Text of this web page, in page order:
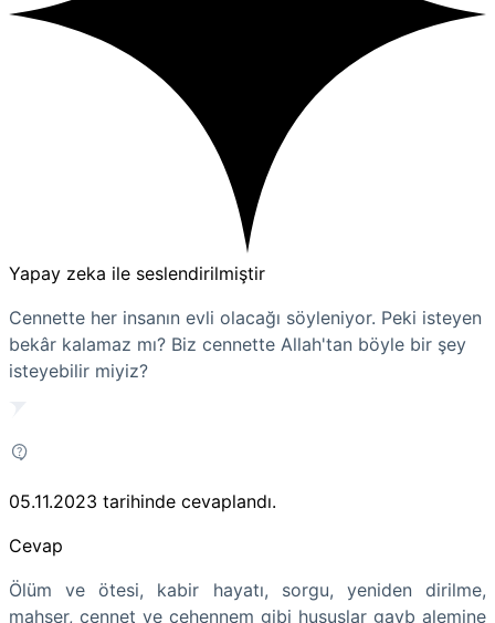
Yapay zeka ile seslendirilmiştir
Cennette her insanın evli olacağı söyleniyor. Peki isteyen
bekâr kalamaz mı? Biz cennette Allah'tan böyle bir şey
isteyebilir miyiz?
05.11.2023 tarihinde cevaplandı.
Cevap
Ölüm ve ötesi, kabir hayatı, sorgu, yeniden dirilme,
mahşer, cennet ve cehennem gibi hususlar gayb alemine